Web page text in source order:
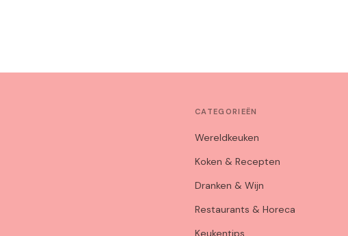
CATEGORIEËN
Wereldkeuken
Koken & Recepten
Dranken & Wijn
Restaurants & Horeca
Keukentips